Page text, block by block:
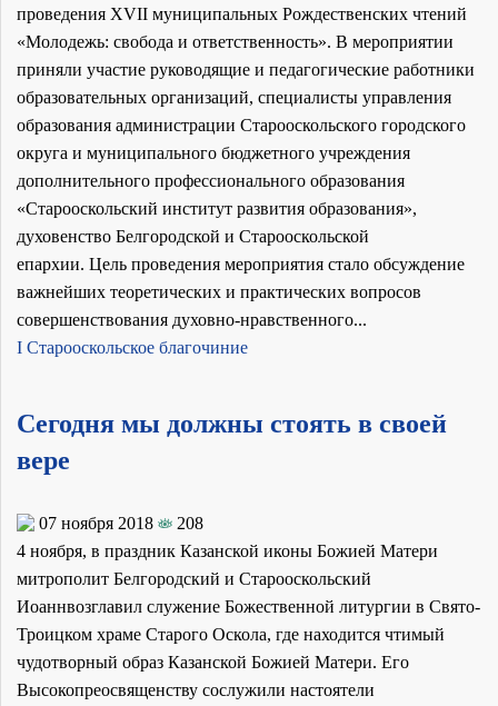
проведения XVII муниципальных Рождественских чтений
«Молодежь: свобода и ответственность». В мероприятии
приняли участие руководящие и педагогические работники
образовательных организаций, специалисты управления
образования администрации Старооскольского городского
округа и муниципального бюджетного учреждения
дополнительного профессионального образования
«Старооскольский институт развития образования»,
духовенство Белгородской и Старооскольской
епархии. Цель проведения мероприятия стало обсуждение
важнейших теоретических и практических вопросов
совершенствования духовно-нравственного...
I Старооскольское благочиние
Сегодня мы должны стоять в своей
вере
07 ноября 2018
208
4 ноября, в праздник Казанской иконы Божией Матери
митрополит Белгородский и Старооскольский
Иоаннвозглавил служение Божественной литургии в Свято-
Троицком храме Старого Оскола, где находится чтимый
чудотворный образ Казанской Божией Матери. Его
Высокопреосвященству сослужили настоятели